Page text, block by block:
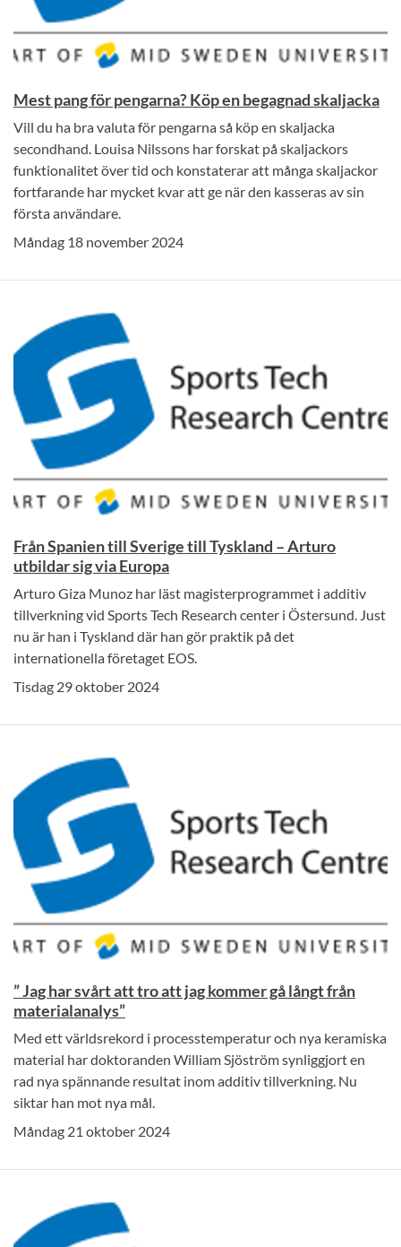
Mest pang för pengarna? Köp en begagnad skaljacka
Vill du ha bra valuta för pengarna så köp en skaljacka
secondhand. Louisa Nilssons har forskat på skaljackors
funktionalitet över tid och konstaterar att många skaljackor
fortfarande har mycket kvar att ge när den kasseras av sin
första användare.
Måndag 18 november 2024
Från Spanien till Sverige till Tyskland – Arturo
utbildar sig via Europa
Arturo Giza Munoz har läst magisterprogrammet i additiv
tillverkning vid Sports Tech Research center i Östersund. Just
nu är han i Tyskland där han gör praktik på det
internationella företaget EOS.
Tisdag 29 oktober 2024
” Jag har svårt att tro att jag kommer gå långt från
materialanalys”
Med ett världsrekord i processtemperatur och nya keramiska
material har doktoranden William Sjöström synliggjort en
rad nya spännande resultat inom additiv tillverkning. Nu
siktar han mot nya mål.
Måndag 21 oktober 2024